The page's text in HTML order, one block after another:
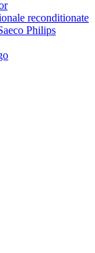
reconditionate
Philips